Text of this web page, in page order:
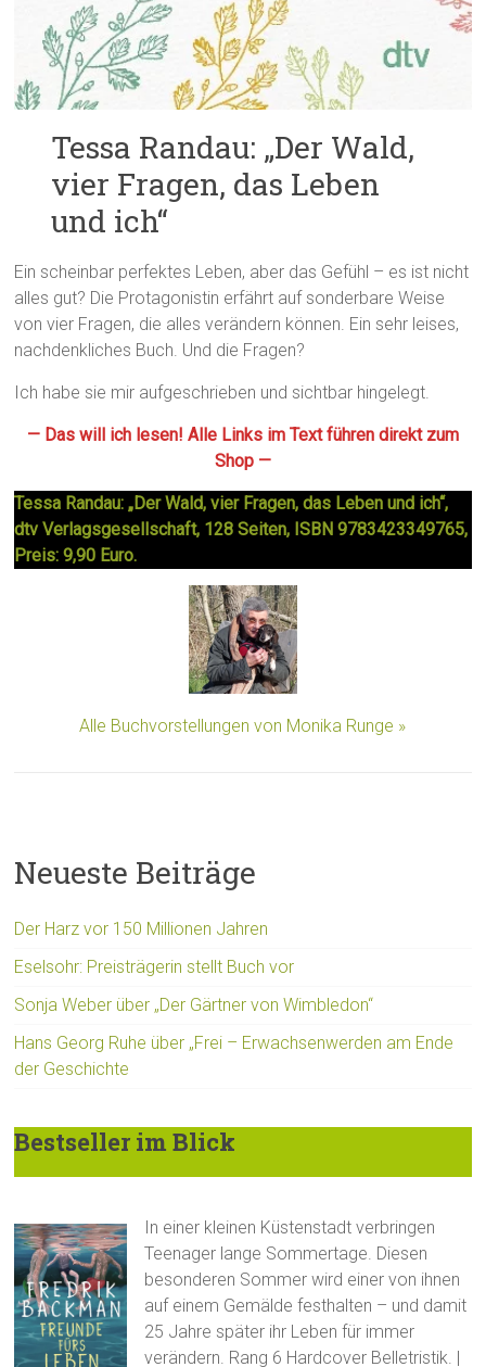
Tessa Randau: „Der Wald,
vier Fragen, das Leben
und ich“
Ein scheinbar perfektes Leben, aber das Gefühl – es ist nicht
alles gut? Die Protagonistin erfährt auf sonderbare Weise
von vier Fragen, die alles verändern können. Ein sehr leises,
nachdenkliches Buch. Und die Fragen?
Ich habe sie mir aufgeschrieben und sichtbar hingelegt.
— Das will ich lesen! Alle Links im Text führen direkt zum
Shop —
Tessa Randau: „Der Wald, vier Fragen, das Leben und ich“,
dtv Verlagsgesellschaft, 128 Seiten, ISBN 9783423349765,
Preis: 9,90 Euro.
Alle Buchvorstellungen von Monika Runge »
Neueste Beiträge
Der Harz vor 150 Millionen Jahren
Eselsohr: Preisträgerin stellt Buch vor
Sonja Weber über „Der Gärtner von Wimbledon“
Hans Georg Ruhe über „Frei – Erwachsenwerden am Ende
der Geschichte
Bestseller im Blick
In einer kleinen Küstenstadt verbringen
Teenager lange Sommertage. Diesen
besonderen Sommer wird einer von ihnen
auf einem Gemälde festhalten – und damit
25 Jahre später ihr Leben für immer
verändern. Rang 6 Hardcover Belletristik. |